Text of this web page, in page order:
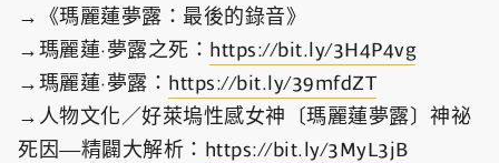
→《瑪麗蓮夢露：最後的錄音》
→瑪麗蓮·夢露之死： https://bit.ly/3H4P4vg
→瑪麗蓮·夢露： https://bit.ly/39mfdZT
→人物文化／好萊塢性感女神〔瑪麗蓮夢露〕神祕
死因—精闢大解析： https://bit.ly/3MyL3jB